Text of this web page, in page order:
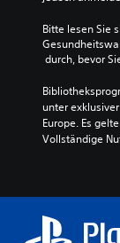
Bitte lesen Sie
durch, bevor
unter
Europe. Es
Vollständige